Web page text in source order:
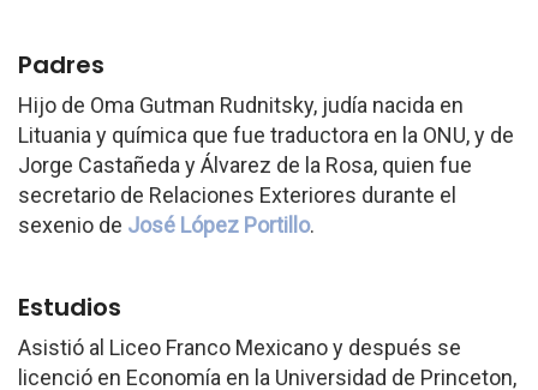
Padres
Hijo de Oma Gutman Rudnitsky, judía nacida en
Lituania y química que fue traductora en la ONU, y de
Jorge Castañeda y Álvarez de la Rosa, quien fue
secretario de Relaciones Exteriores durante el
sexenio de José López Portillo.
Estudios
Asistió al Liceo Franco Mexicano y después se
licenció en Economía en la Universidad de Princeton,